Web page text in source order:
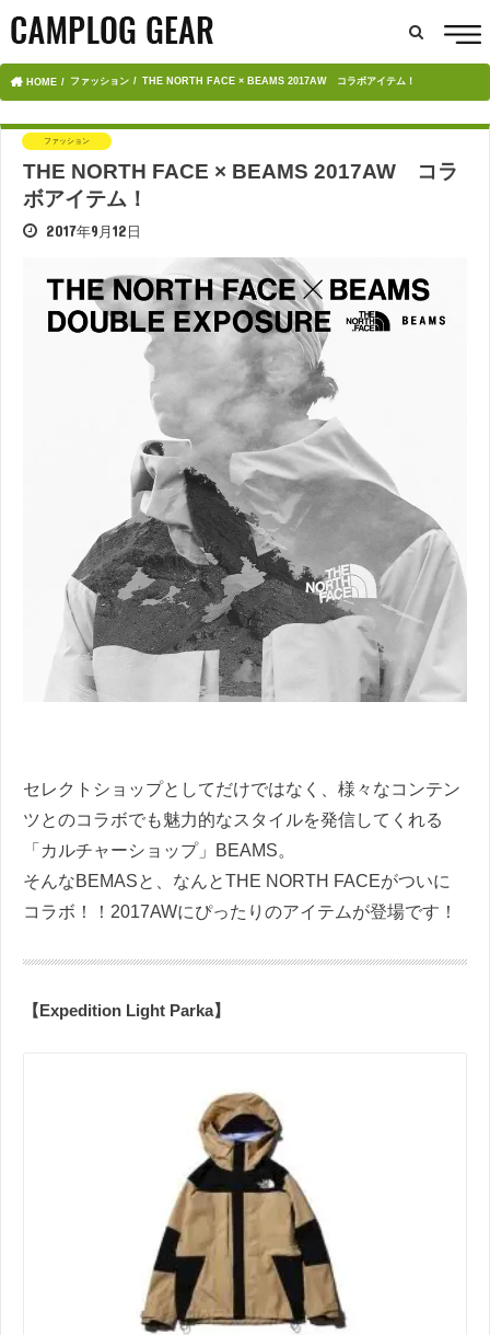
HOME ファッション THE NORTH FACE × BEAMS 2017AW コラボアイテム！
ファッション
THE NORTH FACE × BEAMS 2017AW コラ
ボアイテム！
2017年9月12日
セレクトショップとしてだけではなく、様々なコンテン
ツとのコラボでも魅力的なスタイルを発信してくれる
「カルチャーショップ」BEAMS。
そんなBEMASと、なんとTHE NORTH FACEがついに
コラボ！！2017AWにぴったりのアイテムが登場です！
【Expedition Light Parka】